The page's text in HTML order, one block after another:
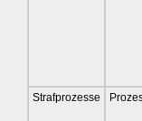
Strafprozesse